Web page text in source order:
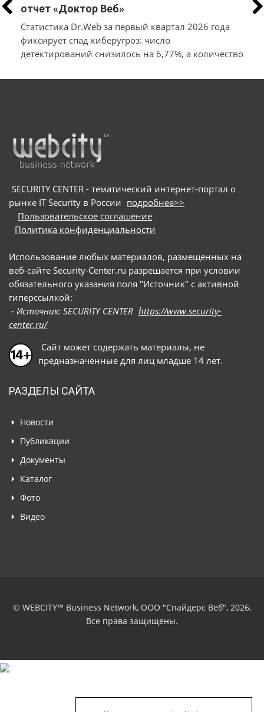
отчет «Доктор Веб»
Статистика Dr.Web за первый квартал 2026 года
фиксирует спад киберугроз: число
детектирований снизилось на 6,77%, а количество
конца прошлого года. Лидерами по
SECURITY CENTER - тематический интернет-портал о
рынке IT Security в России подробнее>>
Пользовательское соглашение
Политика конфиденциальности
Использование любых материалов, размещенных на
веб-сайте Security-Center.ru разрешается при условии
обязательного указания поля "Источник" с активной
гиперссылкой:
- Источник: SECURITY CENTER https://www.security-
center.ru/
Сайт может содержать материалы, не
предназначенные для лиц младше 14 лет.
РАЗДЕЛЫ САЙТА
Новости
Публикации
Документы
Каталог
Фото
Видео
© WEBCITY™ Business Network, ООО "Спайдерс Веб", 2026,
Все права защищены.